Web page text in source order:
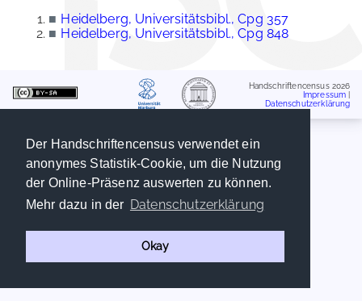
Der Handschriftencensus verwendet ein
anonymes Statistik-Cookie, um die Nutzung
der Online-Präsenz auswerten zu können.
Mehr dazu in der Datenschutzerklärung
Okay
■ Heidelberg, Universitätsbibl., Cpg 357
■ Heidelberg, Universitätsbibl., Cpg 848
Handschriftencensus 2026
Impressum
Datenschutzerklärung